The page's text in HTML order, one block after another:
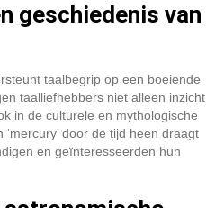
geschiedenis van
taalbegrip op een boeiende
taalliefhebbers niet alleen inzicht
in de culturele en mythologische
door de tijd heen draagt
en geïnteresseerden hun